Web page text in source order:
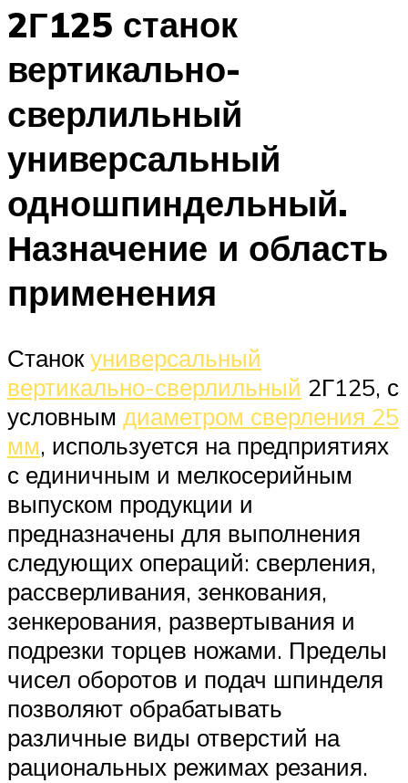
2Г125 станок
вертикально-
сверлильный
универсальный
одношпиндельный.
Назначение и область
применения
Станокуниверсальный
вертикально-сверлильный 2Г125, с
условным диаметром сверления 25
мм, используется на предприятиях
с единичным и мелкосерийным
выпуском продукции и
предназначены для выполнения
следующих операций: сверления,
рассверливания, зенкования,
зенкерования, развертывания и
подрезки торцев ножами. Пределы
чисел оборотов и подач шпинделя
позволяют обрабатывать
различные виды отверстий на
рациональных режимах резания.